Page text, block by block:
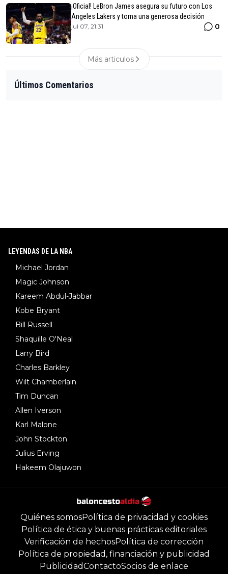
¡Oficial! LeBron James asegura su futuro con Los
Angeles Lakers y toma una generosa decisión
jul 07, 21:31 0
Más articulos
Últimos Comentarios
LEYENDAS DE LA NBA
Michael Jordan
Magic Johnson
Kareem Abdul-Jabbar
Kobe Bryant
Bill Russell
Shaquille O'Neal
Larry Bird
Charles Barkley
Wilt Chamberlain
Tim Duncan
Allen Iverson
Karl Malone
John Stockton
Julius Erving
Hakeem Olajuwon
Quiénes somosPolítica de privacidad y cookies
Política de ética y buenas prácticas editoriales
Verificación de hechosPolítica de corrección
Política de propiedad, financiación y publicidad
PublicidadContactoSocios de enlace